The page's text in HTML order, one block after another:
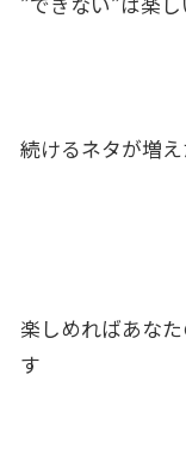
続けるネタが増
楽しめればあな
す